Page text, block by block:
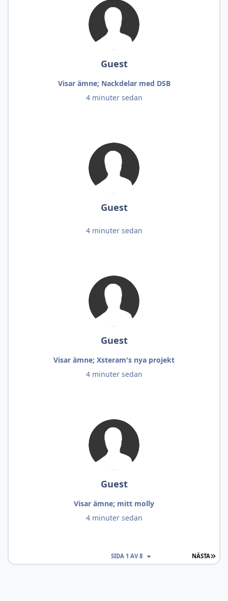
Guest
Visar ämne; Nackdelar med DSB
4 minuter sedan
Guest
4 minuter sedan
Guest
Visar ämne; Xsteram's nya projekt
4 minuter sedan
Guest
Visar ämne; mitt molly
4 minuter sedan
NÄSTA
SIDA 1 AV 8